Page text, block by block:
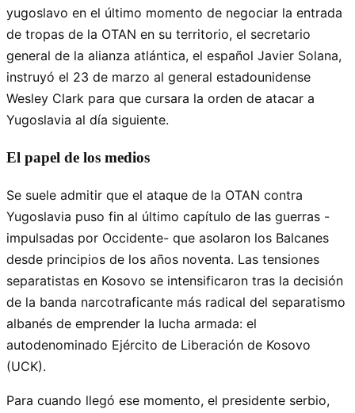
yugoslavo en el último momento de negociar la entrada
de tropas de la OTAN en su territorio, el secretario
general de la alianza atlántica, el español Javier Solana,
instruyó el 23 de marzo al general estadounidense
Wesley Clark para que cursara la orden de atacar a
Yugoslavia al día siguiente.
El papel de los medios
Se suele admitir que el ataque de la OTAN contra
Yugoslavia puso fin al último capítulo de las guerras -
impulsadas por Occidente- que asolaron los Balcanes
desde principios de los años noventa. Las tensiones
separatistas en Kosovo se intensificaron tras la decisión
de la banda narcotraficante más radical del separatismo
albanés de emprender la lucha armada: el
autodenominado Ejército de Liberación de Kosovo
(UCK).
Para cuando llegó ese momento, el presidente serbio,